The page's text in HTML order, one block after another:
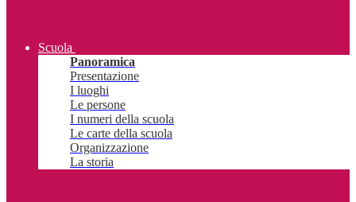
Scuola
Panoramica
Presentazione
I luoghi
Le persone
I numeri della scuola
Le carte della scuola
Organizzazione
La storia